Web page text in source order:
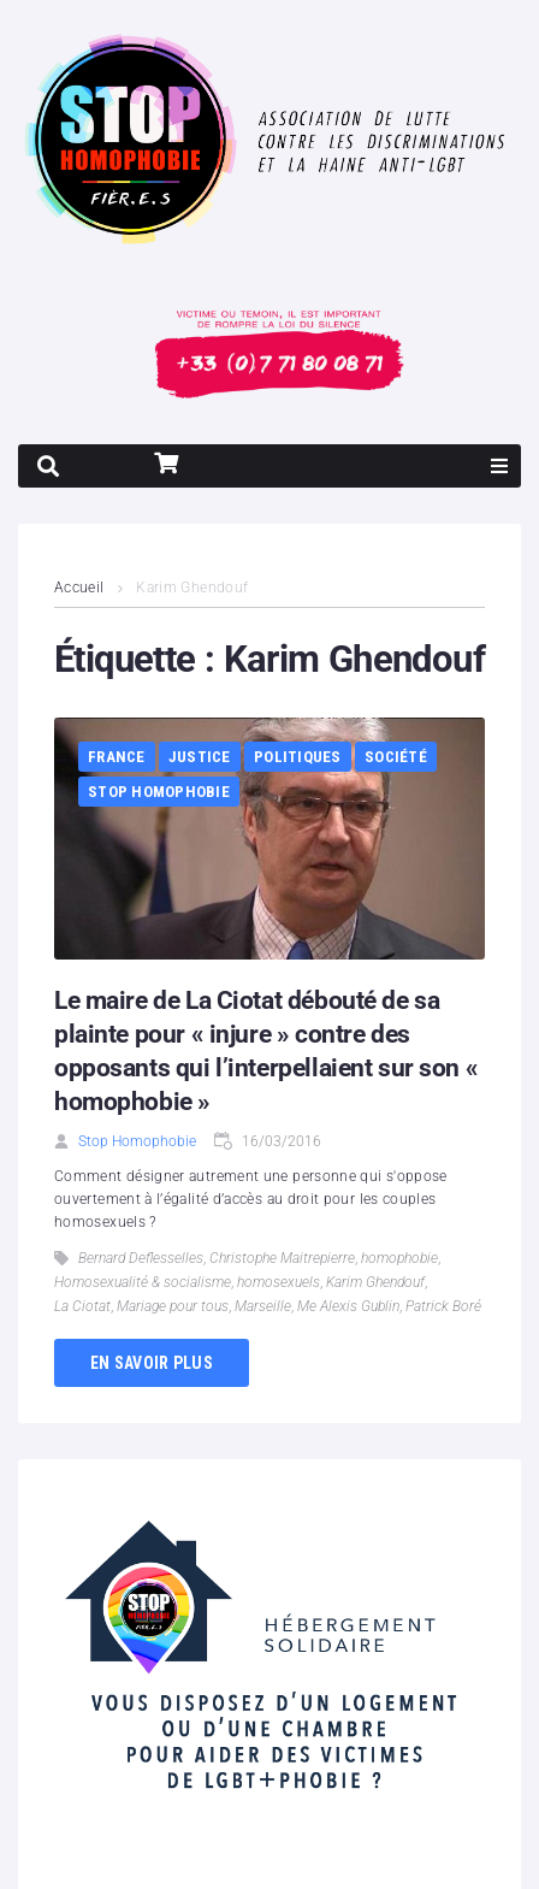
Contenus litigieux
Boutique
Accueil Karim Ghendouf
Étiquette : Karim Ghendouf
FRANCE JUSTICE POLITIQUES
SOCIÉTÉ
STOP HOMOPHOBIE
Le maire de La Ciotat débouté de sa
plainte pour « injure » contre des
opposants qui l’interpellaient sur son «
homophobie »
Stop Homophobie 16/03/2016
Comment désigner autrement une personne qui s'oppose
ouvertement à l’égalité d’accès au droit pour les couples
homosexuels ?
Bernard Deflesselles, Christophe Maitrepierre, homophobie,
Homosexualité & socialisme, homosexuels, Karim Ghendouf,
La Ciotat, Mariage pour tous, Marseille, Me Alexis Gublin, Patrick Boré
EN SAVOIR PLUS